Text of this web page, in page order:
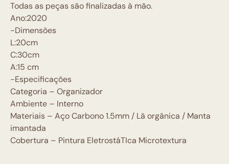
Todas as peças são finalizadas à mão.
Ano:2020
-Dimensões
L:20cm
C:30cm
A:15 cm
-Especificações
Categoria – Organizador
Ambiente – Interno
Materiais – Aço Carbono 1.5mm / Lã orgânica / Manta
imantada
Cobertura – Pintura EletrostáTIca Microtextura